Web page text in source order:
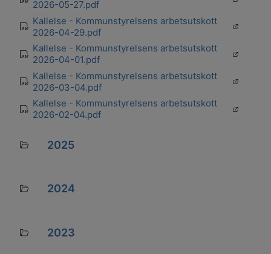
2026-05-27.pdf
pdf
Kallelse - Kommunstyrelsens arbetsutskott
2026-04-29.pdf
Öppnas
pdf
Kallelse - Kommunstyrelsens arbetsutskott
2026-04-01.pdf
Öppnas
pdf
Kallelse - Kommunstyrelsens arbetsutskott
2026-03-04.pdf
Öppnas
pdf
Kallelse - Kommunstyrelsens arbetsutskott
2026-02-04.pdf
Öppnas
Mapp 2025
Mapp 2024
Mapp 2023